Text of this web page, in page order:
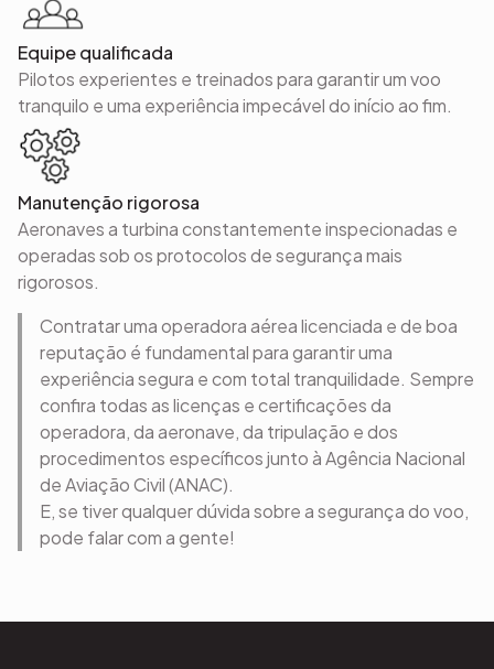
Contratar uma operadora aérea licenciada e de boa
reputação é fundamental para garantir uma
experiência segura e com total tranquilidade. Sempre
confira todas as licenças e certificações da
operadora, da aeronave, da tripulação e dos
procedimentos específicos junto à Agência Nacional
de Aviação Civil (ANAC).
E, se tiver qualquer dúvida sobre a segurança do voo,
pode falar com a gente!
Equipe qualificada
Pilotos experientes e treinados para garantir um voo
tranquilo e uma experiência impecável do início ao fim.
Manutenção rigorosa
Aeronaves a turbina constantemente inspecionadas e
operadas sob os protocolos de segurança mais
rigorosos.